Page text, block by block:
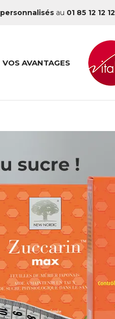
au 01 85 12 12 12
VOS AVANTAGES